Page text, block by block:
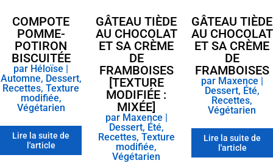
COMPOTE
POMME-
POTIRON
BISCUITÉE
par Héloïse |
Automne, Dessert,
Recettes,Texture
modifiée,
Végétarien
Lire la suite de
l'article
GÂTEAU TIÈDE
AU CHOCOLAT
ET SA CRÈME
DE
FRAMBOISES
[TEXTURE
MODIFIÉE :
MIXÉE]
par Maxence |
Dessert, Été,
Recettes, Texture
modifiée,
Végétarien
GÂTEAU TIÈDE
AU CHOCOLAT
ET SA CRÈME
DE
FRAMBOISES
par Maxence |
Dessert, Été,
Recettes,
Végétarien
Lire la suite de
l'article